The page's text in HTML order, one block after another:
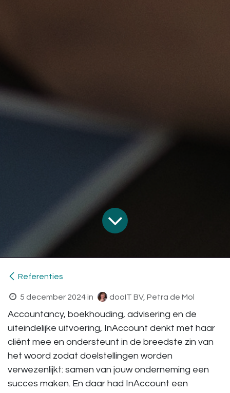
Referenties
5 december 2024 in dooIT BV, Petra de Mol
Accountancy, boekhouding, advisering en de
uiteindelijke uitvoering, InAccount denkt met haar
cliënt mee en ondersteunt in de breedste zin van
het woord zodat doelstellingen worden
verwezenlijkt: samen van jouw onderneming een
succes maken. En daar had InAccount een